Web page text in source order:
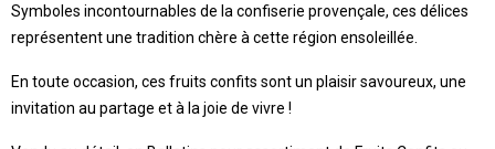
Symboles incontournables de la confiserie provençale, ces délices
représentent une tradition chère à cette région ensoleillée.
En toute occasion, ces fruits confits sont un plaisir savoureux, une
invitation au partage et à la joie de vivre !